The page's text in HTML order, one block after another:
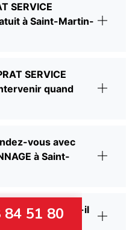
SERVICE
à Saint-Martin-
SERVICE
quand
vous avec
à Saint-
travaille-t-il
?
84 51 80